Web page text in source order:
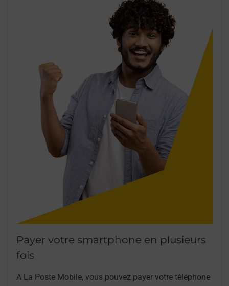
Payer votre smartphone en plusieurs
fois
A La Poste Mobile, vous pouvez payer votre téléphone